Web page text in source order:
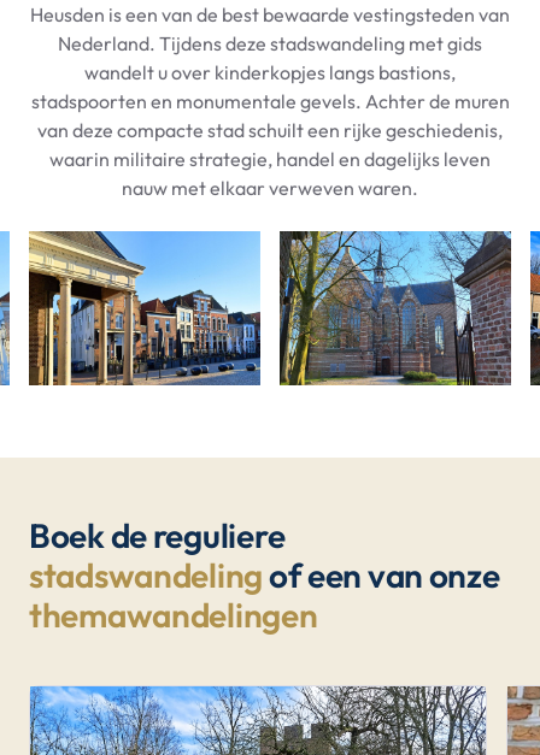
Heusden is een van de best bewaarde vestingsteden van
Nederland. Tijdens deze stadswandeling met gids
wandelt u over kinderkopjes langs bastions,
stadspoorten en monumentale gevels. Achter de muren
van deze compacte stad schuilt een rijke geschiedenis,
waarin militaire strategie, handel en dagelijks leven
nauw met elkaar verweven waren.
Boek de reguliere
stadswandelingof een van onze
themawandelingen